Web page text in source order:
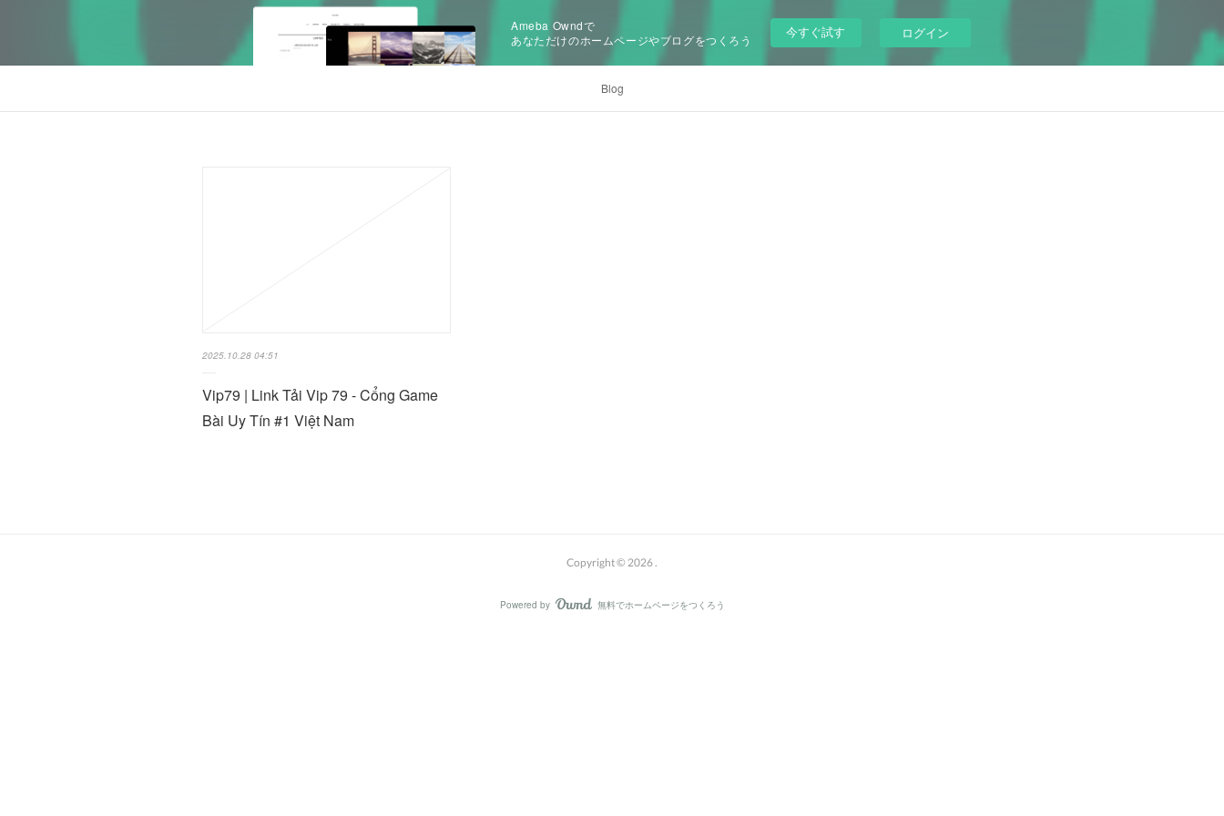
Ameba Owndで
あなただけのホームページやブログをつくろう
今すぐ試す ログイン
Blog
2025.10.28 04:51
Vip79 | Link Tải Vip 79 - Cổng Game
Bài Uy Tín #1 Việt Nam
Copyright © 2026.
Powered by AmebaOwnd
無料でホームページをつくろう